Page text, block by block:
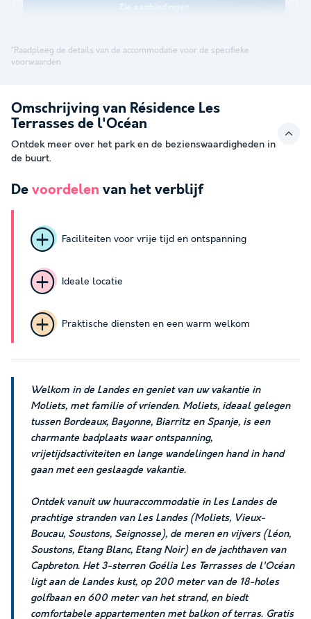
*Raadpleeg de details van de accommodatie voor de specifieke
voorwaarden.
Omschrijving van Résidence Les
Terrasses de l'Océan
Ontdek meer over het park en de bezienswaardigheden in
de buurt.
De voordelen van het verblijf
Faciliteiten voor vrije tijd en ontspanning
Ideale locatie
Praktische diensten en een warm welkom
Welkom in de Landes en geniet van uw vakantie in
Moliets, met familie of vrienden. Moliets, ideaal gelegen
tussen Bordeaux, Bayonne, Biarritz en Spanje, is een
charmante badplaats waar ontspanning,
vrijetijdsactiviteiten en lange wandelingen hand in hand
gaan met een geslaagde vakantie.
Ontdek vanuit uw huuraccommodatie in Les Landes de
prachtige stranden van Les Landes (Moliets, Vieux-
Boucau, Soustons, Seignosse), de meren en vijvers (Léon,
Soustons, Etang Blanc, Etang Noir) en de jachthaven van
Capbreton. Het 3-sterren Goélia Les Terrasses de l'Océan
ligt aan de Landes kust, op 200 meter van de 18-holes
golfbaan en 600 meter van het strand, en biedt
comfortabele appartementen met balkon of terras. Gratis